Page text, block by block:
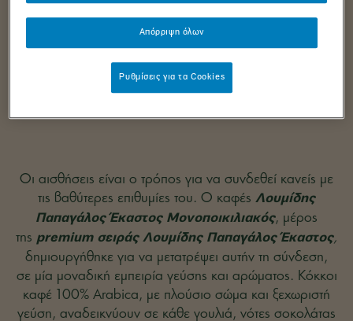
Οι αισθήσεις είναι ο τρόπος για να συνδεθεί κανείς με
τις βαθύτερες επιθυμίες του. Ο καφές Λουμίδης
Παπαγάλος Έκαστος Μονοποικιλιακός, μέρος
της premium σειράς Λουμίδης Παπαγάλος Έκαστος,
δημιουργήθηκε για να μετατρέψει αυτήν τη σύνδεση,
σε μία μοναδική εμπειρία γεύσης και αρώματος. Κόκκοι
καφέ 100% Arabica, με πλούσιο σώμα και ξεχωριστή
γεύση, αναδεικνύουν σε κάθε γουλιά, νότες σοκολάτας
Απόρριψη όλων
Ρυθμίσεις για τα Cookies